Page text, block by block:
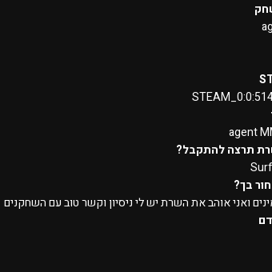
agent
תרצה להתקבל?
בך?
ואני אוהב את השרת יש לי ניסיון וקשר טוב עם השחקנים